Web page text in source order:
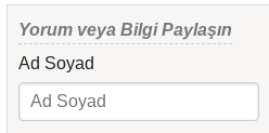
Yorum veya Bilgi Paylaşın
Ad Soyad